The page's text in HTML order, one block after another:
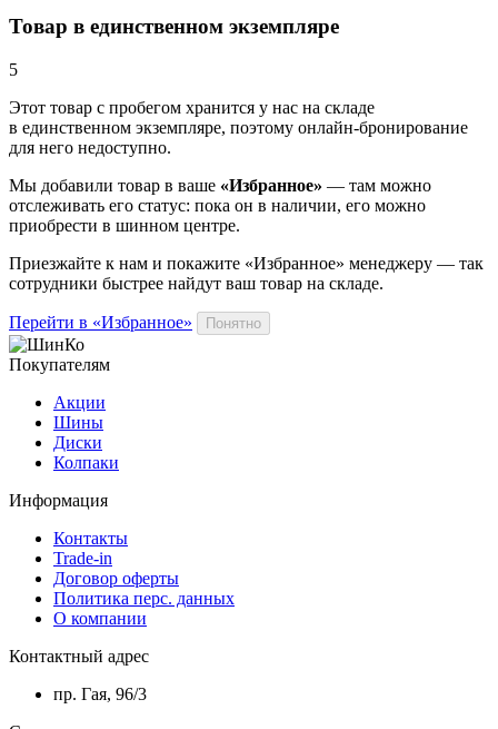
Товар в единственном экземпляре
5
Этот товар с пробегом хранится у нас на складе
в единственном экземпляре, поэтому онлайн-бронирование
для него недоступно.
Мы добавили товар в ваше «Избранное» — там можно
отслеживать его статус: пока он в наличии, его можно
приобрести в шинном центре.
Приезжайте к нам и покажите «Избранное» менеджеру — так
сотрудники быстрее найдут ваш товар на складе.
Перейти в «Избранное» Понятно
Покупателям
Акции
Шины
Диски
Колпаки
Информация
Контакты
Trade-in
Договор оферты
Политика перс. данных
О компании
Контактный адрес
пр. Гая, 96/3